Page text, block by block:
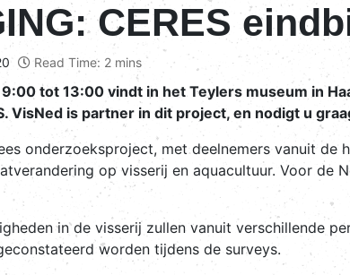
CERES
Read Time: 2 mins
9:00 tot 13:00 vindt in het Teylers museum in
VisNed is partner in dit project, en nodigt u
onderzoeksproject, met deelnemers vanuit de
op visserij en aquacultuur. Voor de
in de visserij zullen vanuit verschillende
worden tijdens de surveys.